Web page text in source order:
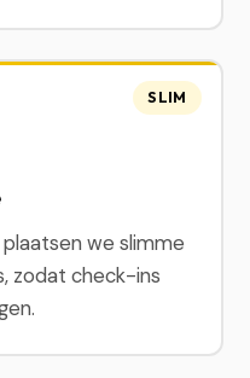
we slimme
zodat check-ins
SLIM